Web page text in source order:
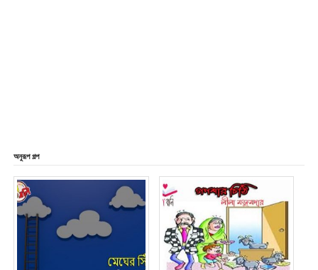
অনুরূপ গল্প